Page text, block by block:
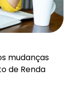
mudanças
de Renda